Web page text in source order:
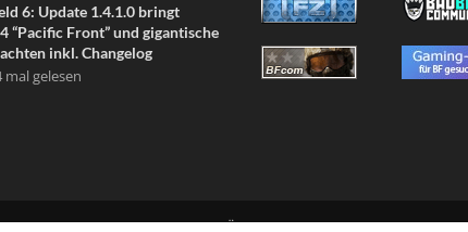
6: Update 1.4.1.0 bringt
“Pacific Front” und gigantische
inkl. Changelog
mal gelesen